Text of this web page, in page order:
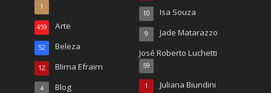
1
Arte
459
Beleza
52
Blima Efraim
12
Blog
4
Isa Souza
10
Jade Matarazzo
9
José Roberto Luchetti
59
Juliana Biundini
1